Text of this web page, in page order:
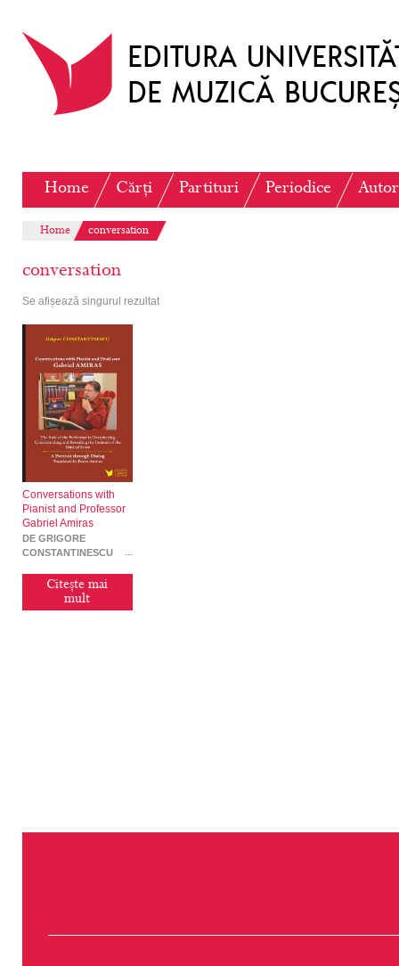
Home Cărți Partituri Periodice
Home conversation
conversation
Se afișează singurul rezultat
Conversations with
Pianist and Professor
Gabriel Amiras
DE GRIGORE
CONSTANTINESCU
Citește mai
mult